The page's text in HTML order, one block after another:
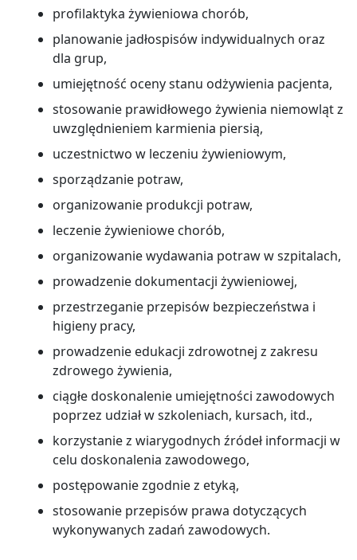
profilaktyka żywieniowa chorób,
planowanie jadłospisów indywidualnych oraz
dla grup,
umiejętność oceny stanu odżywienia pacjenta,
stosowanie prawidłowego żywienia niemowląt z
uwzględnieniem karmienia piersią,
uczestnictwo w leczeniu żywieniowym,
sporządzanie potraw,
organizowanie produkcji potraw,
leczenie żywieniowe chorób,
organizowanie wydawania potraw w szpitalach,
prowadzenie dokumentacji żywieniowej,
przestrzeganie przepisów bezpieczeństwa i
higieny pracy,
prowadzenie edukacji zdrowotnej z zakresu
zdrowego żywienia,
ciągłe doskonalenie umiejętności zawodowych
poprzez udział w szkoleniach, kursach, itd.,
korzystanie z wiarygodnych źródeł informacji w
celu doskonalenia zawodowego,
postępowanie zgodnie z etyką,
stosowanie przepisów prawa dotyczących
wykonywanych zadań zawodowych.